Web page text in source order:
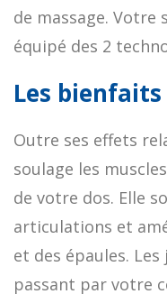
de massage. Votre
équipé des 2
Les
Outre ses effets
soulage les
de votre dos. Elle
articulations et
et des épaules.
passant par votre